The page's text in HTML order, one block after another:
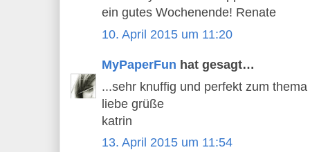
ein gutes Wochenende! Renate
10. April 2015 um 11:20
MyPaperFun hat gesagt…
...sehr knuffig und perfekt zum
liebe grüße
katrin
13. April 2015 um 11:54